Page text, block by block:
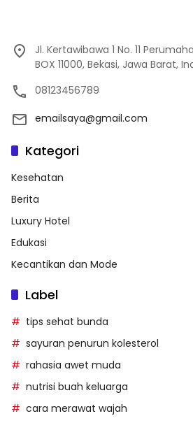
Jl. Kertawibawa 1 No. 11
BOX 11000, Bekasi, Jawa Barat,
08123456789
emailsaya@gmail.com
Kategori
Kesehatan
Berita
Luxury Hotel
Edukasi
Kecantikan dan Mode
Label
tips sehat bunda
sayuran penurun kolesterol
rahasia awet muda
nutrisi buah keluarga
cara merawat wajah